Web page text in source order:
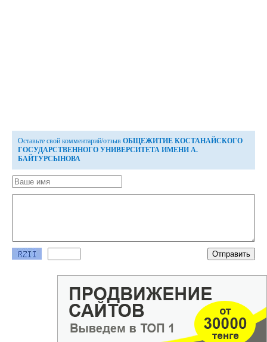
Оставьте свой комментарий/отзыв ОБЩЕЖИТИЕ КОСТАНАЙСКОГО
ГОСУДАРСТВЕННОГО УНИВЕРСИТЕТА ИМЕНИ А.
БАЙТУРСЫНОВА